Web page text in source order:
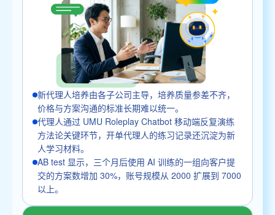
新代理人培养由各子公司主导，培养质量参差不齐，
价格与方案沟通的标准长期难以统一。
代理人通过 UMU Roleplay Chatbot 移动端反复演练
方法论关键环节，开单代理人的练习记录还沉淀为新
人学习材料。
AB test 显示，三个月后使用 AI 训练的一组向客户提
交的方案数增加 30%，账号规模从 2000 扩展到 7000
以上。